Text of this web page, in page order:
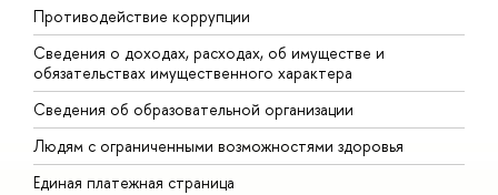
Противодействие коррупции
Сведения о доходах, расходах, об имуществе и
обязательствах имущественного характера
Сведения об образовательной организации
Людям с ограниченными возможностями здоровья
Единая платежная страница